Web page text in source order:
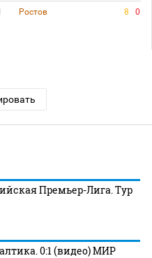
Ростов 8 0
Премьер-Лига. Тур
0:1 (видео) МИР